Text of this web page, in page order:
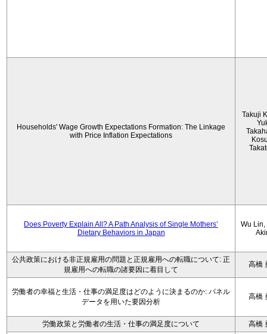
Households' Wage Growth Expectations Formation: The Linkage
with Price Inflation Expectations
Takuji
Does Poverty Explain All? A Path Analysis of Single Mothers’
Dietary Behaviors in Japan
Wu Lin,
公共政策における非正規雇用の問題と正規雇用への転職について: 正
規雇用への転職の諸要因に着目して
高橋
労働者の幸福と生活・仕事の満足度はどのように決まるのか: パネル
データを用いた要因分析
高橋
労働政策と労働者の生活・仕事の満足度について 高橋